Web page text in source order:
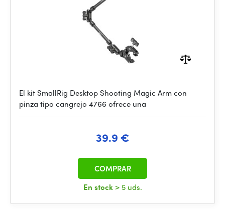
El kit SmallRig Desktop Shooting Magic Arm con
pinza tipo cangrejo 4766 ofrece una
39.9 €
En stock > 5 uds.
COMPRAR